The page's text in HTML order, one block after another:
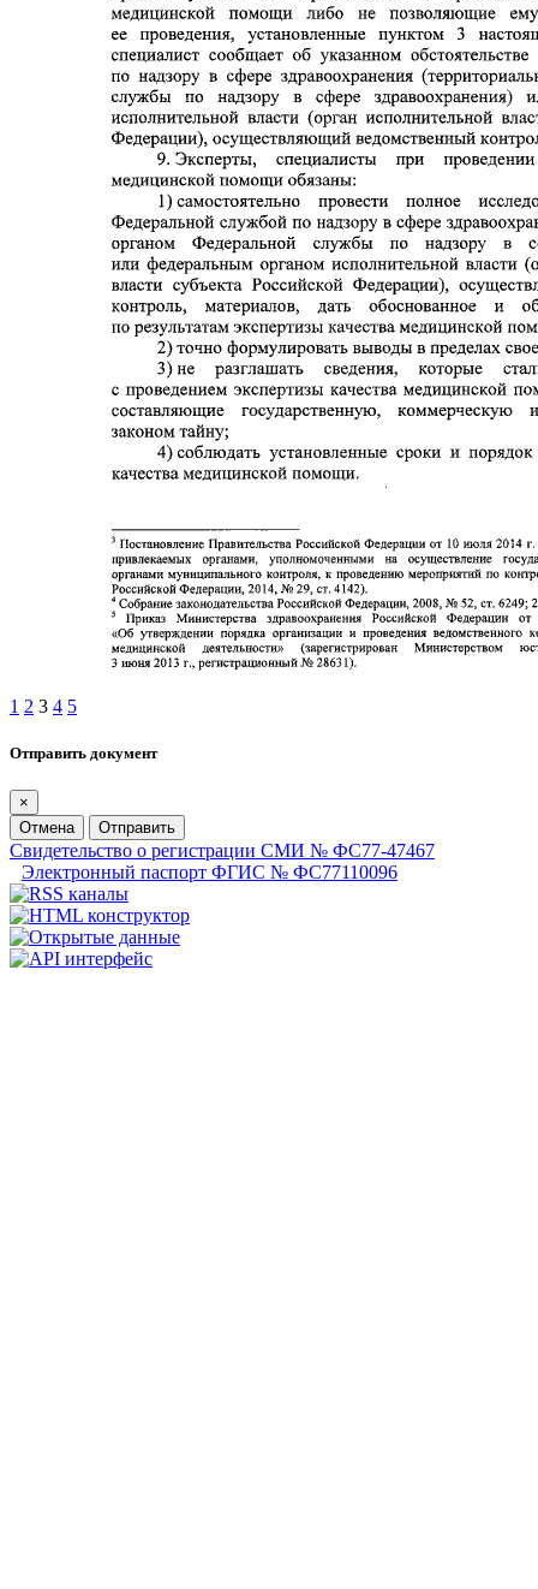
1 2 3 4 5
Отправить документ
×
Отмена
Отправить
Свидетельство о регистрации СМИ № ФС77-47467
Электронный паспорт ФГИС № ФС77110096